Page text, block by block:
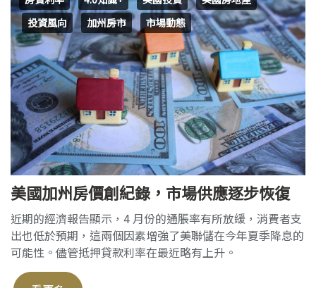
投資風向
加州房市 市場動態
美國加州房價創紀錄，市場供應逐步恢復
近期的經濟報告顯示，4 月份的通脹率有所放緩，消費者支
出也低於預期，這兩個因素增強了美聯儲在今年夏季降息的
可能性。儘管抵押貸款利率在最近略有上升。